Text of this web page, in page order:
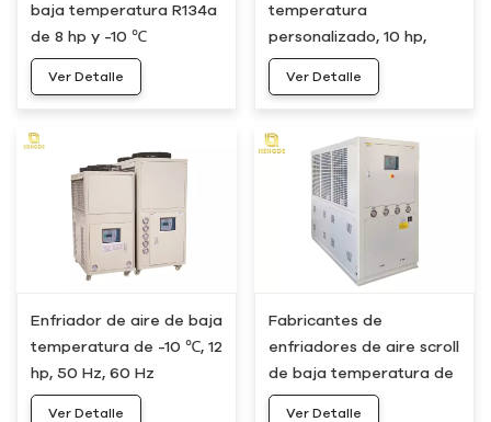
baja temperatura R134a
de 8 hp y -10 ℃
Ver Detalle
temperatura
personalizado, 10 hp,
404 A, -10 ℃
Ver Detalle
Enfriador de aire de baja
temperatura de -10 ℃, 12
hp, 50 Hz, 60 Hz
Ver Detalle
Fabricantes de
enfriadores de aire scroll
de baja temperatura de
-10 °C y 15 hp
Ver Detalle